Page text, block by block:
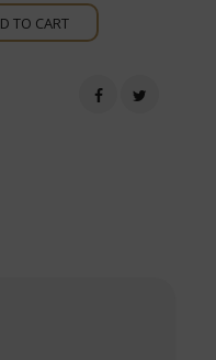
TO CART